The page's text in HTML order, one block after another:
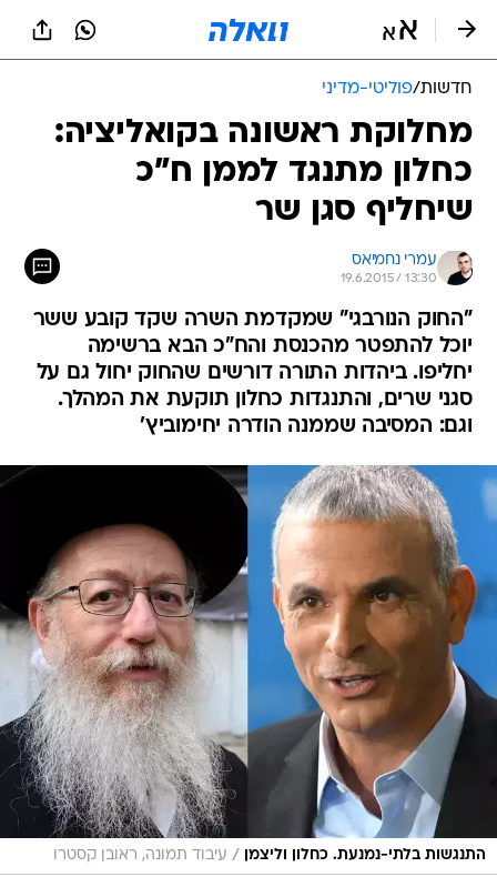
חדשות/פוליטי-מדיני
מחלוקת ראשונה בקואליציה:
כחלון מתנגד לממן ח"כ
שיחליף סגן שר
עמרי נחמיאס
19.6.2015 / 13:30
"החוק הנורבגי" שמקדמת השרה שקד קובע ששר
יוכל להתפטר מהכנסת והח"כ הבא ברשימה
יחליפו. ביהדות התורה דורשים שהחוק יחול גם על
סגני שרים, והתנגדות כחלון תוקעת את המהלך.
וגם: המסיבה שממנה הודרה יחימוביץ'
התנגשות בלתי-נמנעת. כחלון וליצמן / עיבוד תמונה, ראובן קסטרו